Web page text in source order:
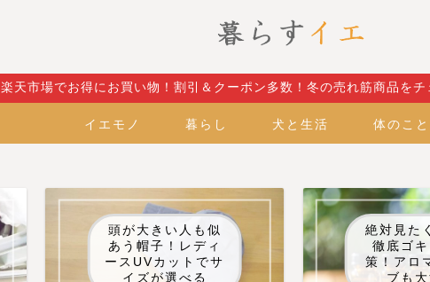
楽天市場でお得にお買い物！割引＆クーポン多数！冬の売れ筋商品を
イエモノ 暮らし 犬と生活 体のこと
頭が大きい人も似
あう帽子！レディ
ースUVカットでサ
イズが選べる
絶対見た
徹底ゴ
策！アロ
ブも